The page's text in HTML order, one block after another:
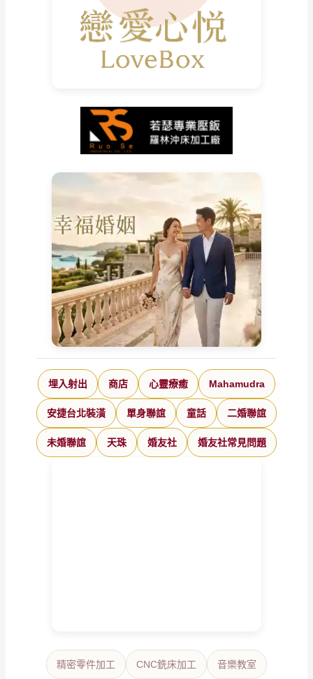
埋入射出 商店 心靈療癒 Mahamudra
安捷台北裝潢 單身聯誼 童話 二婚聯誼
未婚聯誼 天珠 婚友社 婚友社常見問題
精密零件加工 CNC銑床加工 音樂教室